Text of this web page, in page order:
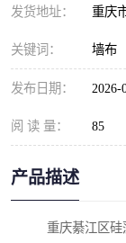
发货地址： 重庆
关键词： 墙布
发布日期： 2026-
阅 读 量： 85
产品描述
重庆綦江区